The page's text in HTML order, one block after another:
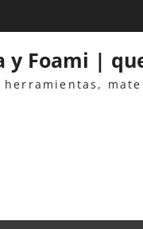
y Foami |